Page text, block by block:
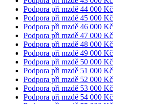
Podpora při mzdě 44 000 Kč
Podpora při mzdě 45 000 Kč
Podpora při mzdě 46 000 Kč
Podpora při mzdě 47 000 Kč
Podpora při mzdě 48 000 Kč
Podpora při mzdě 49 000 Kč
Podpora při mzdě 50 000 Kč
Podpora při mzdě 51 000 Kč
Podpora při mzdě 52 000 Kč
Podpora při mzdě 53 000 Kč
Podpora při mzdě 54 000 Kč